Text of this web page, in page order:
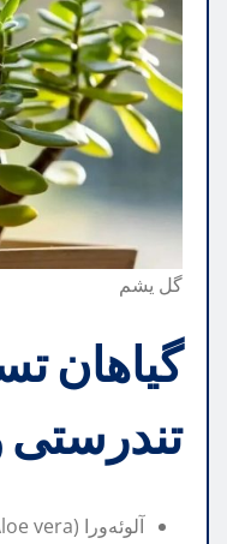
گل یشم
گیاهان